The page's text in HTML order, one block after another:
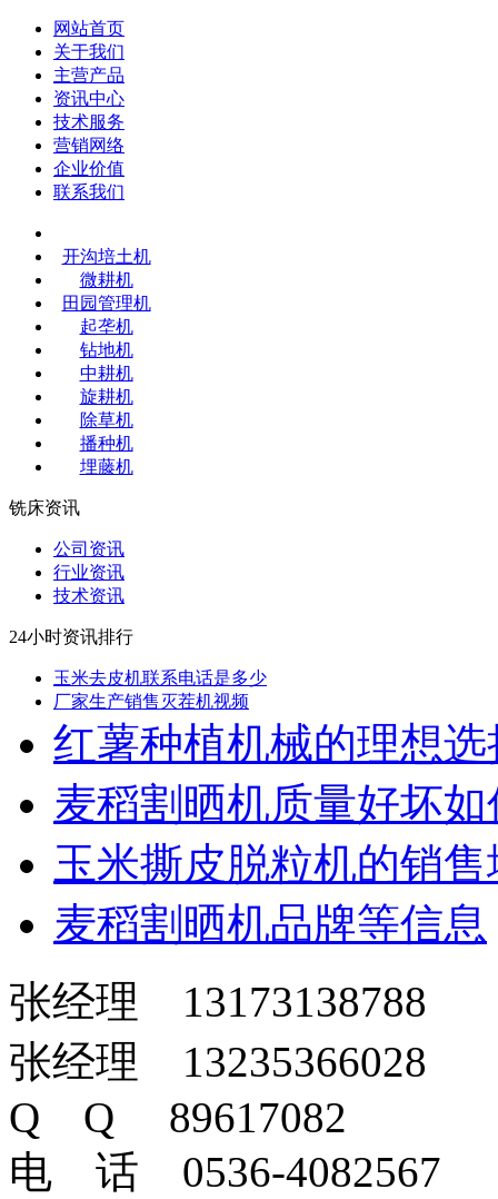
网站首页
关于我们
主营产品
资讯中心
技术服务
营销网络
企业价值
联系我们
开沟培土机
微耕机
田园管理机
起垄机
钻地机
中耕机
旋耕机
除草机
播种机
埋藤机
铣床资讯
公司资讯
行业资讯
技术资讯
24小时资讯排行
玉米去皮机联系电话是多少
厂家生产销售灭茬机视频
红薯种植机械的理想选
麦稻割晒机质量好坏
玉米撕皮脱粒机的销
麦稻割晒机品牌等信息
张经理 13173138788
张经理 13235366028
Q Q 89617082
电 话 0536-4082567